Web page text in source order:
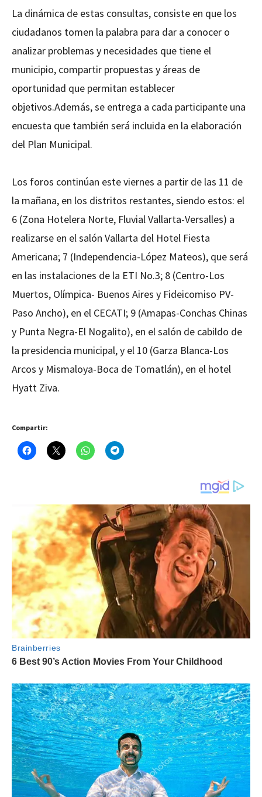
La dinámica de estas consultas, consiste en que los
ciudadanos tomen la palabra para dar a conocer o
analizar problemas y necesidades que tiene el
municipio, compartir propuestas y áreas de
oportunidad que permitan establecer
objetivos.Además, se entrega a cada participante una
encuesta que también será incluida en la elaboración
del Plan Municipal.
Los foros continúan este viernes a partir de las 11 de
la mañana, en los distritos restantes, siendo estos: el
6 (Zona Hotelera Norte, Fluvial Vallarta-Versalles) a
realizarse en el salón Vallarta del Hotel Fiesta
Americana; 7 (Independencia-López Mateos), que será
en las instalaciones de la ETI No.3; 8 (Centro-Los
Muertos, Olímpica- Buenos Aires y Fideicomiso PV-
Paso Ancho), en el CECATI; 9 (Amapas-Conchas Chinas
y Punta Negra-El Nogalito), en el salón de cabildo de
la presidencia municipal, y el 10 (Garza Blanca-Los
Arcos y Mismaloya-Boca de Tomatlán), en el hotel
Hyatt Ziva.
Compartir: